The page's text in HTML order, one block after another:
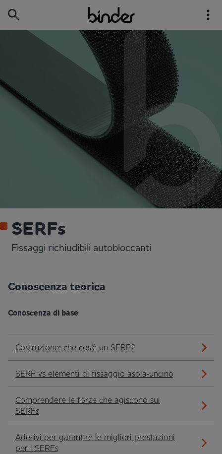
SERFs
Fissaggi richiudibili autobloccanti
Conoscenza teorica
Conoscenza di base
Costruzione: che cos’è un SERF?
SERF vs elementi di fissaggio asola-uncino
Comprendere le forze che agiscono sui
SERFs
Adesivi per garantire le migliori prestazioni
per i SERFs